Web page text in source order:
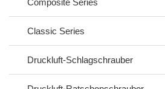
Composite Series
Classic Series
Druckluft-Schlagschrauber